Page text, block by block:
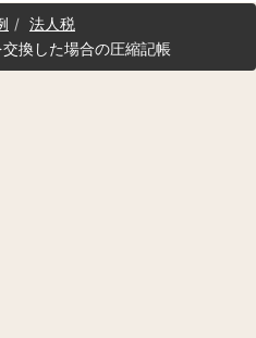
法人税
換した場合の圧縮記帳